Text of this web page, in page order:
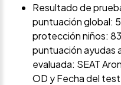
Resultado de
puntuación global:
protección niños:
puntuación ayudas
evaluada: SEAT
OD y Fecha del